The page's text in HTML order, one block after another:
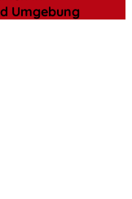
Umgebung